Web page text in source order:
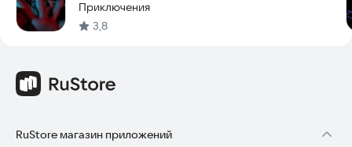
Приключения
3,8
RuStore магазин приложений